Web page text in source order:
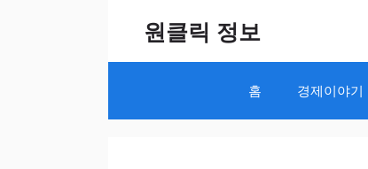
원클릭 정보
홈 경제이야기